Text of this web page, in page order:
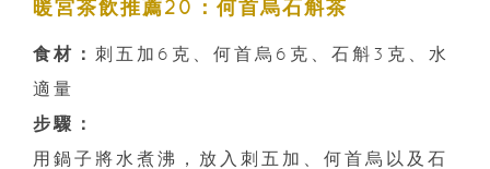
暖宮茶飲推薦20：何首烏石斛茶
食材： 刺五加6克、何首烏6克、石斛3克、水
適量
步驟：
用鍋子將水煮沸，放入刺五加、何首烏以及石